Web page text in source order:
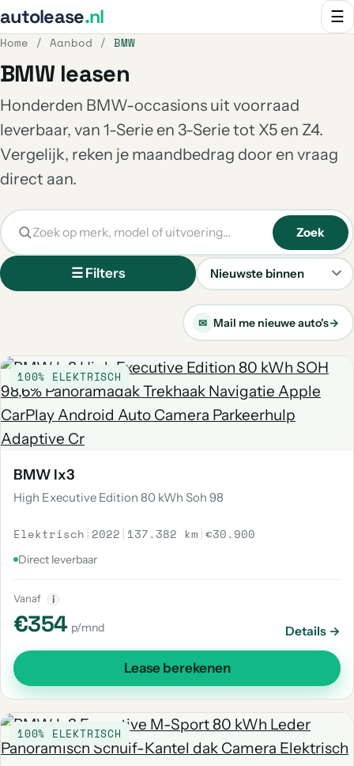
autolease.nl ☰
Home / Aanbod / BMW
BMW leasen
Honderden BMW-occasions uit voorraad
leverbaar, van 1-Serie en 3-Serie tot X5 en Z4.
Vergelijk, reken je maandbedrag door en vraag
direct aan.
☰ Filters
Sorteren
Zoek
✉ Mail me nieuwe auto's→
100% ELEKTRISCH
BMW Ix3
High Executive Edition 80 kWh Soh 98
Elektrisch | 2022 | 137.382 km |€30.900
Direct leverbaar
Vanaf i
€354 p/mnd Details →
Lease berekenen
100% ELEKTRISCH